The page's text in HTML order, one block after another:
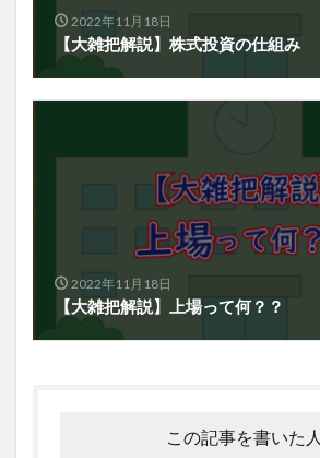
2022年11月18日
【大雑把解説】株式投資の仕組み
2022年11月18日
【大雑把解説】上場って何？？
この記事を書いた人